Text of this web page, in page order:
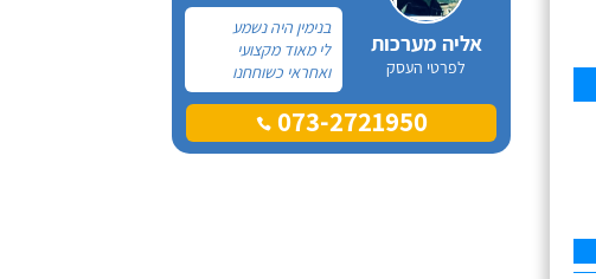
אליה מערכות
לפרטי העסק
בנימין היה נשמע
לי מאוד מקצועי
ואחראי כשוחחנו
בטלפון לכן, הזמנתי
אותו להחלפת דוד
שמש וקולטים בבניין בו073-2721950